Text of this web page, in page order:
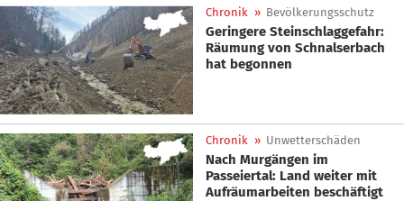
Chronik » Bevölkerungsschutz
Geringere Steinschlaggefahr:
Räumung von Schnalserbach
hat begonnen
Chronik » Unwetterschäden
Nach Murgängen im
Passeiertal: Land weiter mit
Aufräumarbeiten beschäftigt